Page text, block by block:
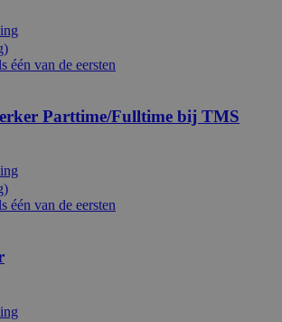
één van de eersten
Parttime/Fulltime bij TMS
één van de eersten